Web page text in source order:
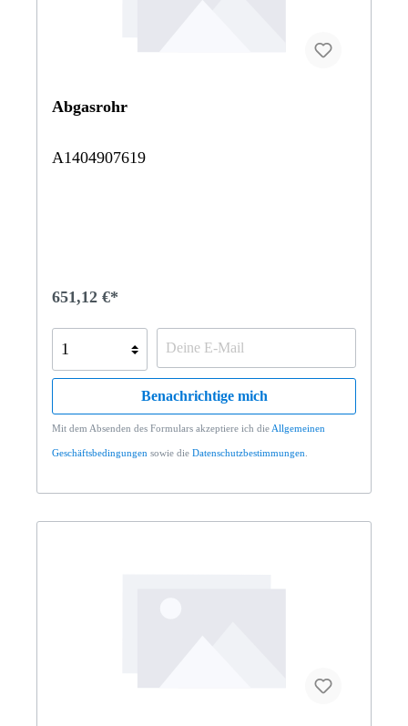
Abgasrohr
A1404907619
651,12 €*
Benachrichtige mich
Mit dem Absenden des Formulars akzeptiere ich die Allgemeinen
Geschäftsbedingungen sowie die Datenschutzbestimmungen